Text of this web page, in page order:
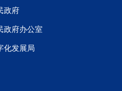
政府
政府办公室
化发展局